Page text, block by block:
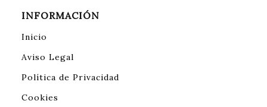
INFORMACIÓN
Inicio
Aviso Legal
Política de Privacidad
Cookies